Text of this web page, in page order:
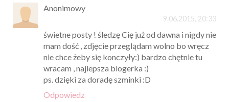
Anonimowy
9.06.2015, 20:33
świetne posty ! śledzę Cię już od dawna i nigdy nie
mam dość , zdjęcie przeglądam wolno bo wręcz
nie chce żeby się konczyły:) bardzo chętnie tu
wracam , najlepsza blogerka :)
ps. dzięki za doradę szminki :D
Odpowiedz